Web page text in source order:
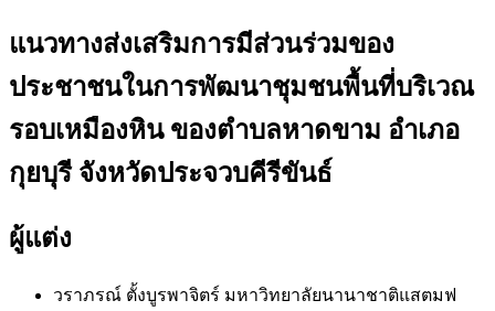
แนวทางส่งเสริมการมีส่วนร่วมของ
ประชาชนในการพัฒนาชุมชนพื้นที่บริเวณ
รอบเหมืองหิน ของตำบลหาดขาม อำเภอ
กุยบุรี จังหวัดประจวบคีรีขันธ์
ผู้แต่ง
วราภรณ์ ตั้งบูรพาจิตร์ มหาวิทยาลัยนานาชาติแสตมฟ